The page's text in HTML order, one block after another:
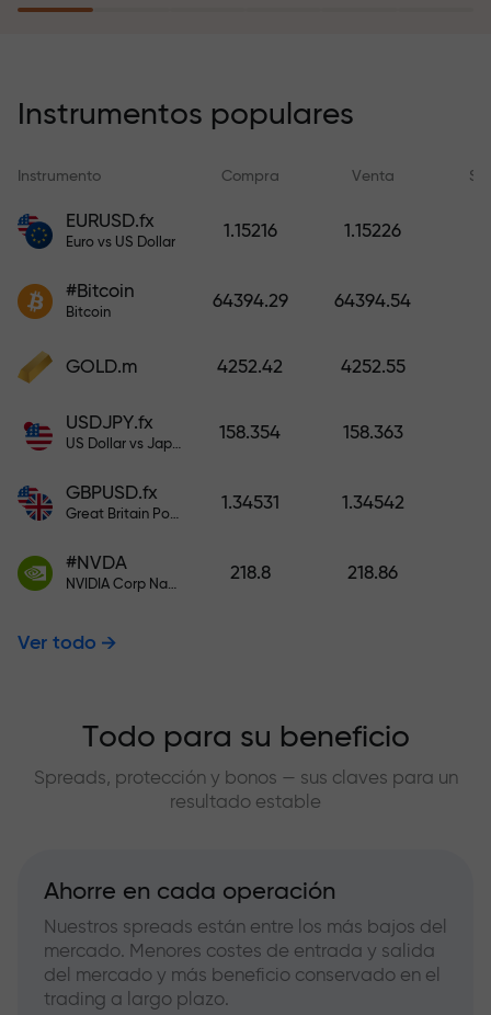
recargar su cuenta.
compensa sus pérdidas y
garantiza triplicar el beneficio
tranquilidad: su capital está
bono mil veces mayor que su
depósito, mayor será el
Instrumentos populares
Instrumento Compra Venta
EURUSD.fx
Euro vs US Dollar
1.15216 1.15226
#Bitcoin
Bitcoin
64394.29 64394.54
GOLD.m 4252.42 4252.55
USDJPY.fx
US Dollar vs Japanese Yen
158.354 158.363
GBPUSD.fx
Great Britain Pound vs US Dollar
1.34531 1.34542
#NVDA
NVIDIA Corp Nasdaq Stock Exchange (Nasdaq) USD
218.8 218.86
Ver todo
Todo para su beneficio
Spreads, protección y bonos — sus claves para un
resultado estable
Ahorre en cada operación
Nuestros spreads están entre los más bajos del
mercado. Menores costes de entrada y salida
del mercado y más beneficio conservado en el
trading a largo plazo.